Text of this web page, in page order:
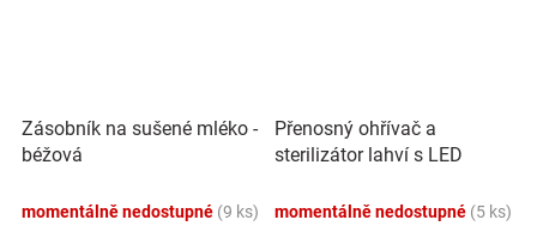
Zásobník na sušené mléko -
béžová
momentálně nedostupné (9 ks)
Přenosný ohřívač a
sterilizátor lahví s LED
momentálně nedostupné (5 ks)